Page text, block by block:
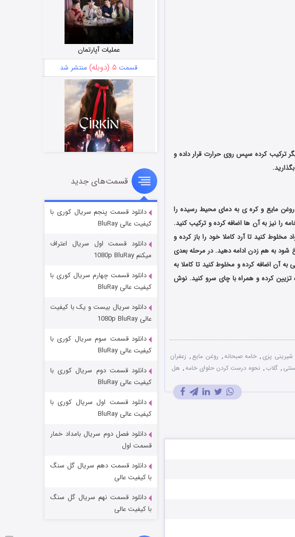
ترکیب کرده سپس روی حرارت قرار داده و
روغن مایع و کره ی به دمای محیط رسیده را
نیز به آن ها اضافه کرده و ترکیب کنید.
کنید تا آرد کاملا خود را باز کرده و
شود به هم زدن ادامه دهید. در مرحله بعدی
آن اضافه کرده و مخلوط کنید تا کاملا به
تزیین کرده و همراه با چای سرو کنید. نوش
پزی , خامه صبحانه, روغن مايع , زعفران
, گلاب , نحوه درست کردن حلوای خامه, هل
عملیات آپارتمان
قسمت ۵ (دوبله) منتشر شد
سریال زشت
قسمت۲ (زیرنویس) منتشر شد
مردگان متحرک: شهر مرده ۳
شکست استوارت در نجات جهان
قسمت ۷ (زیرنویس) منتشر شد
قسمت‌های جدید
دانلود قسمت پنجم سریال کوری با
کیفیت عالی BluRay
دانلود قسمت اول سریال اعتراف
میکنم 1080p BluRay
دانلود قسمت چهارم سریال کوری با
کیفیت عالی BluRay
دانلود سریال بیست و یک با کیفیت
عالی 1080p BluRay
دانلود قسمت سوم سریال کوری با
کیفیت عالی BluRay
دانلود قسمت دوم سریال کوری با
کیفیت عالی BluRay
دانلود قسمت اول سریال کوری با
کیفیت عالی BluRay
دانلود فصل دوم سریال بامداد خمار
قسمت اول
دانلود قسمت دهم سریال گل سنگ
با کیفیت عالی
دانلود قسمت نهم سریال گل سنگ
با کیفیت عالی